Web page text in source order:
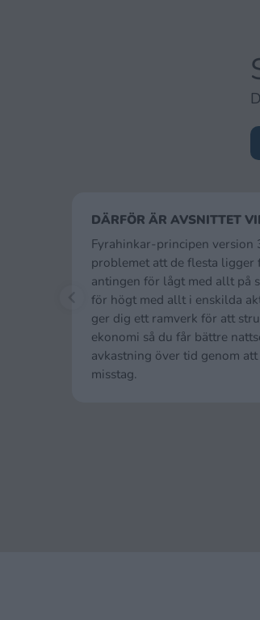
DÄRFÖR ÄR AVSNITTET
Fyrahinkar-principen version
problemet att de flesta ligger
antingen för lågt med allt på
för högt med allt i enskilda
ger dig ett ramverk för att
ekonomi så du får bättre
avkastning över tid genom
misstag.